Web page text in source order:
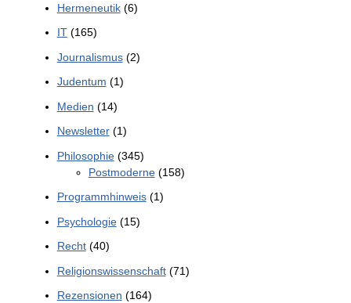
Hermeneutik(6)
IT(165)
Journalismus(2)
Judentum (1)
Medien (14)
Newsletter(1)
Philosophie(345)
Postmoderne(158)
Programmhinweis(1)
Psychologie(15)
Recht(40)
Religionswissenschaft(71)
Rezensionen (164)